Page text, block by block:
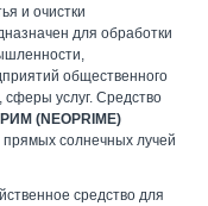
и очистки
для обработки
общественного
сферы услуг. Средство
(NEOPRIME)
прямых солнечных лучей
средство для